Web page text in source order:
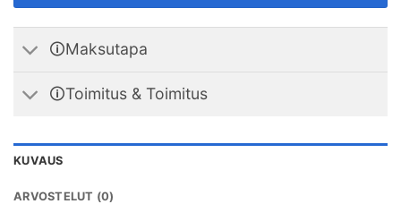
🛈Maksutapa
🛈Toimitus & Toimitus
KUVAUS
ARVOSTELUT (0)